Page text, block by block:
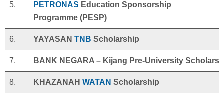
5. PETRONAS Education Sponsorship
Programme (PESP)
6. YAYASAN TNB Scholarship
7. BANK NEGARA – Kijang Pre-University
8. KHAZANAH WATAN Scholarship